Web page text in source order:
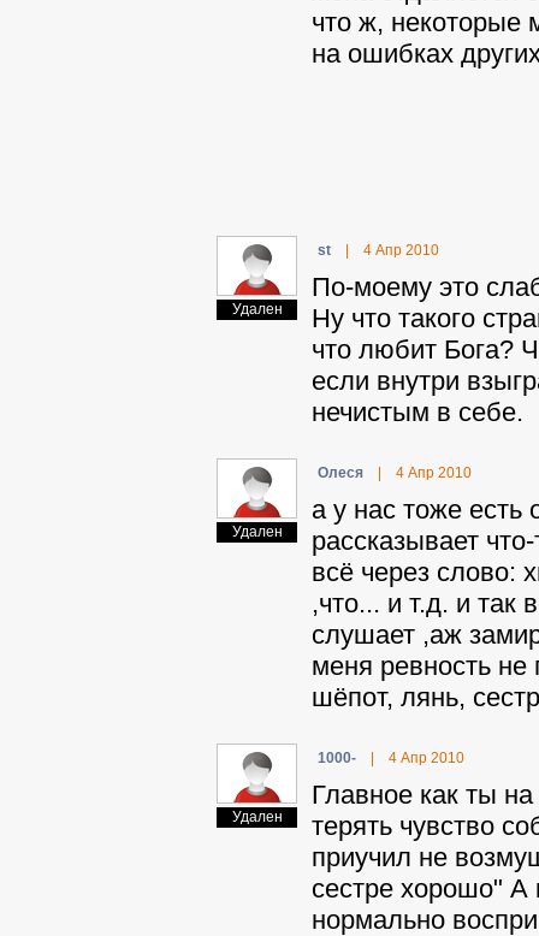
что ж, некоторые
на ошибках
Удален
st 4 Апр 2010
По-моему это
Ну что такого
что любит Бога?
если внутри
нечистым в себе.
Удален
Oлecя 4 Апр 2010
а у нас тоже есть
рассказывает
всё через слово:
,что... и т.д. и так
слушает ,аж
меня ревность не
шёпот, лянь,
Удален
1000- 4 Апр 2010
Главное как ты
терять чувство
приучил не
сестре хорошо" А
нормально